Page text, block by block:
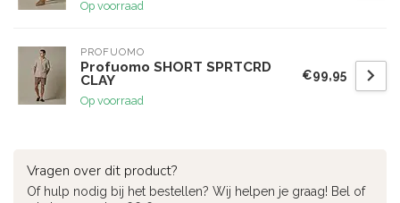
Op voorraad
PROFUOMO
Profuomo SHORT SPRTCRD
CLAY
Op voorraad
€99,95
Vragen over dit product?
Of hulp nodig bij het bestellen? Wij helpen je graag! Bel of